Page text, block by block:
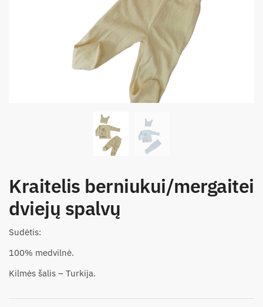
Kraitelis berniukui/mergaitei
dviejų spalvų
Sudėtis:
100% medvilnė.
Kilmės šalis – Turkija.